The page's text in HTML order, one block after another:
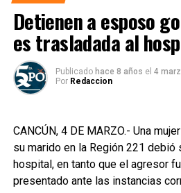
Detienen a esposo
es trasladada al
Publicado hace 8 años el 4
Por Redaccion
CANCÚN, 4 DE MARZO.- Una
su marido en la Región 221 debió
hospital, en tanto que el agresor
presentado ante las instancias